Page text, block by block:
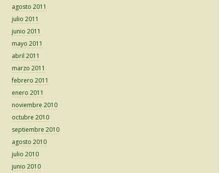
agosto 2011
julio 2011
junio 2011
mayo 2011
abril 2011
marzo 2011
febrero 2011
enero 2011
noviembre 2010
octubre 2010
septiembre 2010
agosto 2010
julio 2010
junio 2010